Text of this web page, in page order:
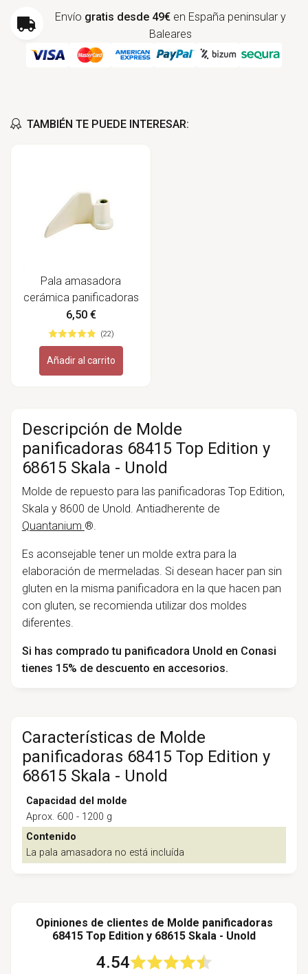
Envío gratis desde 49€ en España peninsular y
Baleares
TAMBIÉN TE PUEDE INTERESAR:
Pala amasadora
cerámica panificadoras
8600, 8690, 8695,
68415, 68456 y
68615/6 - Unold
6,50 €
(22)
Añadir al carrito
Descripción de Molde
panificadoras 68415 Top Edition y
68615 Skala - Unold
Molde de repuesto para las panificadoras Top Edition,
Skala y 8600 de Unold. Antiadherente de
Quantanium ®.
Es aconsejable tener un molde extra para la
elaboración de mermeladas. Si desean hacer pan sin
gluten en la misma panificadora en la que hacen pan
con gluten, se recomienda utilizar dos moldes
diferentes.
Si has comprado tu panificadora Unold en Conasi
tienes 15% de descuento en accesorios.
Características de Molde
panificadoras 68415 Top Edition y
68615 Skala - Unold
Capacidad del molde
Aprox. 600 - 1200 g
Contenido
La pala amasadora no está incluída
Opiniones de clientes de Molde panificadoras
68415 Top Edition y 68615 Skala - Unold
4.54